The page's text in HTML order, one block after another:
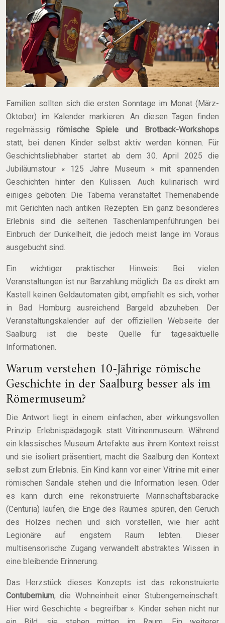
Familien sollten sich die ersten Sonntage im Monat (März-
Oktober) im Kalender markieren. An diesen Tagen finden
regelmässigrömische Spiele und Brotback-Workshops
statt, bei denen Kinder selbst aktiv werden können. Für
Geschichtsliebhaber startet ab dem 30. April 2025 die
Jubiläumstour « 125 Jahre Museum » mit spannenden
Geschichten hinter den Kulissen. Auch kulinarisch wird
einiges geboten: Die Taberna veranstaltet Themenabende
mit Gerichten nach antiken Rezepten. Ein ganz besonderes
Erlebnis sind die seltenen Taschenlampenführungen bei
Einbruch der Dunkelheit, die jedoch meist lange im Voraus
ausgebucht sind.
Ein wichtiger praktischer Hinweis: Bei vielen
Veranstaltungen ist nur Barzahlung möglich. Da es direkt am
Kastell keinen Geldautomaten gibt, empfiehlt es sich, vorher
in Bad Homburg ausreichend Bargeld abzuheben. Der
Veranstaltungskalender auf der offiziellen Webseite der
Saalburg ist die beste Quelle für tagesaktuelle
Informationen.
Warum verstehen 10-Jährige römische
Geschichte in der Saalburg besser als im
Römermuseum?
Die Antwort liegt in einem einfachen, aber wirkungsvollen
Prinzip: Erlebnispädagogik statt Vitrinenmuseum. Während
ein klassisches Museum Artefakte aus ihrem Kontext reisst
und sie isoliert präsentiert, macht die Saalburg den Kontext
selbst zum Erlebnis. Ein Kind kann vor einer Vitrine mit einer
römischen Sandale stehen und die Information lesen. Oder
es kann durch eine rekonstruierte Mannschaftsbaracke
(Centuria) laufen, die Enge des Raumes spüren, den Geruch
des Holzes riechen und sich vorstellen, wie hier acht
Legionäre auf engstem Raum lebten. Dieser
multisensorische Zugang verwandelt abstraktes Wissen in
eine bleibende Erinnerung.
Das Herzstück dieses Konzepts ist das rekonstruierte
Contubernium, die Wohneinheit einer Stubengemeinschaft.
Hier wird Geschichte « begreifbar ». Kinder sehen nicht nur